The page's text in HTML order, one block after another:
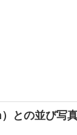
との並び写